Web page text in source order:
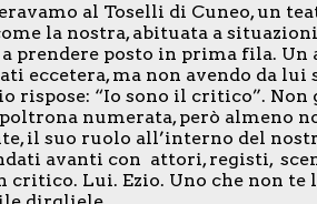
al Toselli di Cuneo, un
la nostra, abituata a
prendere posto in prima fila. Un
eccetera, ma non avendo da
rispose: “Io sono il critico”.
numerata, però almeno
il suo ruolo all’interno del
avanti con attori, registi,
critico. Lui. Ezio. Uno che non te